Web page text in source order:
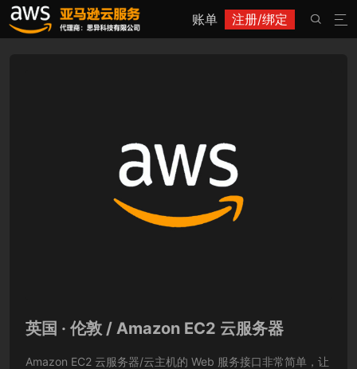
账单 注册/绑定 

英国 · 伦敦 / Amazon EC2 云服务器
Amazon EC2 云服务器/云主机的 Web 服务接口非常简单，让